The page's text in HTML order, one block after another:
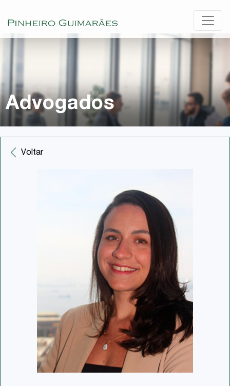
Advogados
Voltar